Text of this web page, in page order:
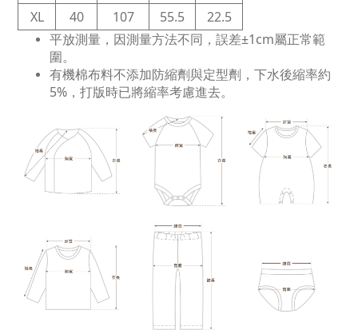
XL
40 107 55.5
22.5
平放測量，因測量方法不同，誤差±1cm屬正常範
圍。
有機棉布料不添加防縮劑與定型劑，下水後縮率約
5%，打版時已將縮率考慮進去。